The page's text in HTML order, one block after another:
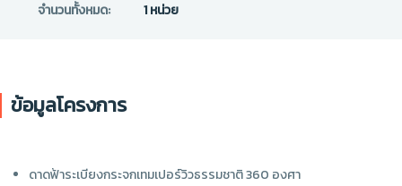
จำนวนทั้งหมด:
1 หน่วย
ข้อมูลโครงการ
ดาดฟ้าระเบียงกระจกเทมเปอร์วิวธรรมชาติ 360 องศา